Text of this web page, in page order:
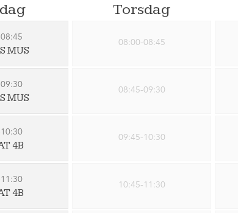
MUS
MUS
4B
4B
Torsdag
08:00-08:45
08:45-09:30
09:45-10:30
10:45-11:30